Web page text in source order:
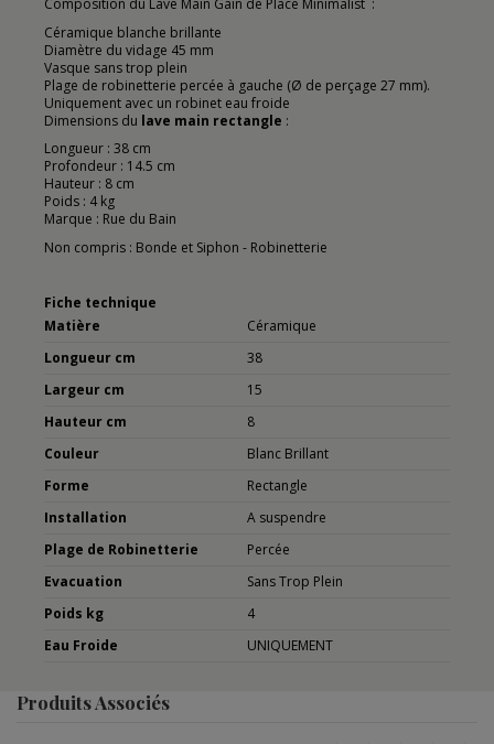
Composition du Lave Main Gain de Place Minimalist :
Céramique blanche brillante
Diamètre du vidage 45 mm
Vasque sans trop plein
Plage de robinetterie percée à gauche (Ø de perçage 27 mm).
Uniquement avec un robinet eau froide
Dimensions du lave main rectangle :
Longueur : 38 cm
Profondeur : 14.5 cm
Hauteur : 8 cm
Poids : 4 kg
Marque : Rue du Bain
Non compris : Bonde et Siphon - Robinetterie
Fiche technique
Matière
Céramique
Longueur cm
38
Largeur cm
15
Hauteur cm
8
Couleur
Blanc Brillant
Forme
Rectangle
Installation
A suspendre
Plage de Robinetterie
Percée
Evacuation
Sans Trop Plein
Poids kg
4
Eau Froide
UNIQUEMENT
Produits Associés